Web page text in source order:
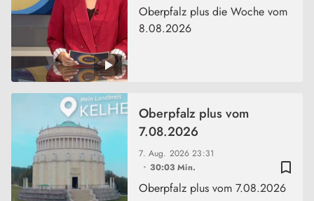
Oberpfalz plus die Woche vom
8.08.2026
bookmark_border
7. Aug. 202623:31
30:03 Min.
Oberpfalz plus vom
7.08.2026
Oberpfalz plus vom 7.08.2026